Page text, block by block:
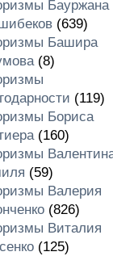
Бауржана
(639)
Башира
(8)
(119)
Бориса
(160)
(59)
Валерия
(826)
Виталия
(125)